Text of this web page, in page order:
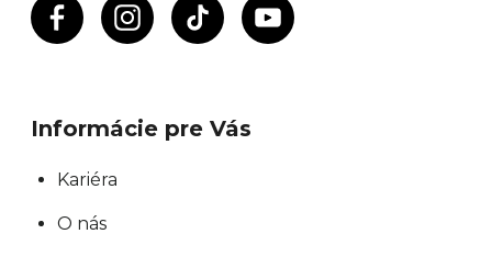
Informácie pre Vás
Kariéra
O nás